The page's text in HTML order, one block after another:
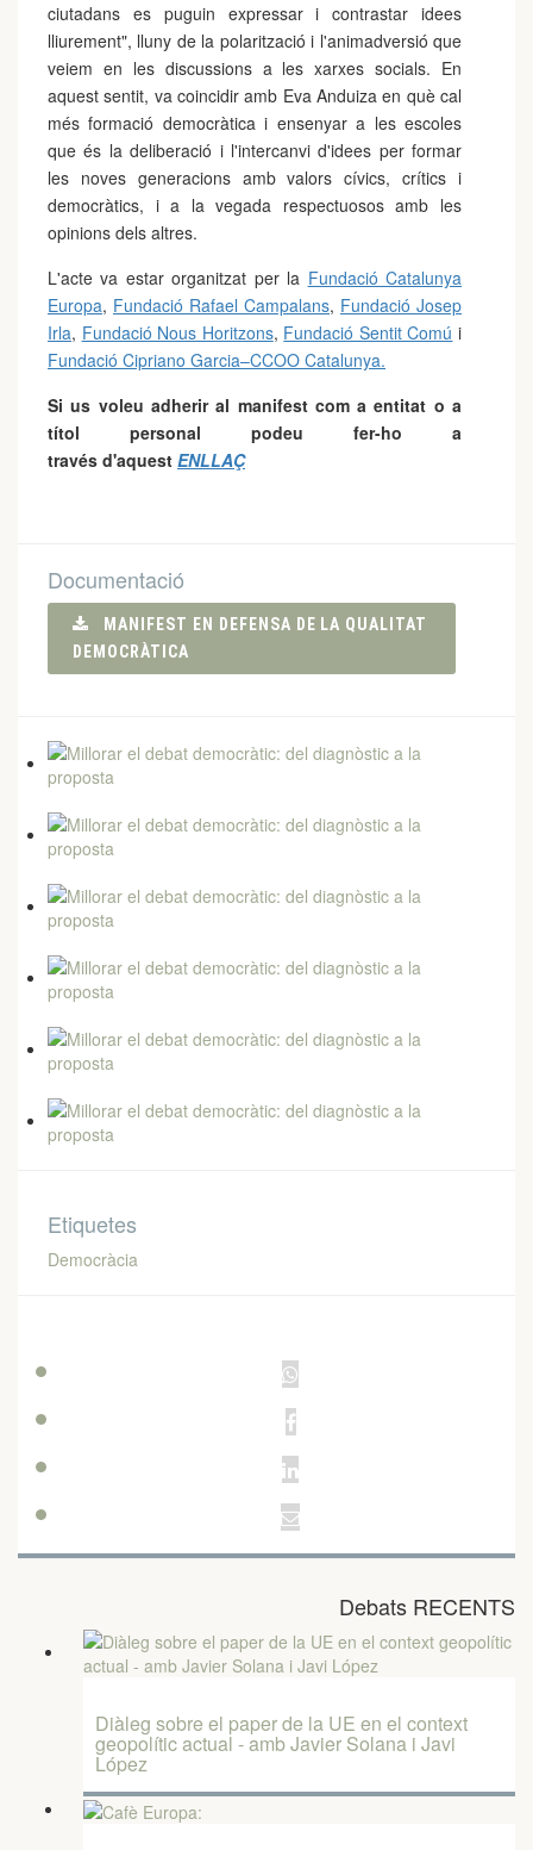
ciutadans es puguin expressar i contrastar idees
lliurement", lluny de la polarització i l'animadversió que
veiem en les discussions a les xarxes socials. En
aquest sentit, va coincidir amb Eva Anduiza en què cal
més formació democràtica i ensenyar a les escoles
que és la deliberació i l'intercanvi d'idees per formar
les noves generacions amb valors cívics, crítics i
democràtics, i a la vegada respectuosos amb les
opinions dels altres.
L'acte va estar organitzat per la Fundació Catalunya
Europa, Fundació Rafael Campalans, Fundació Josep
Irla, Fundació Nous Horitzons, Fundació Sentit Comú i
Fundació Cipriano Garcia–CCOO Catalunya.
Si us voleu adherir al manifest com a entitat o a
títol personal podeu fer-ho a
través d'aquest ENLLAÇ
Documentació
MANIFEST EN DEFENSA DE LA QUALITAT
DEMOCRÀTICA
Etiquetes
Democràcia
Debats RECENTS
Diàleg sobre el paper de la UE en el context
geopolític actual - amb Javier Solana i Javi
López